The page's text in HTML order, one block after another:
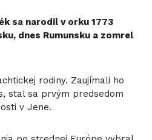
sa narodil v orku 1773
dnes Rumunsku a zomrel
rodiny. Zaujímali ho
stal sa prvým predsedom
v Jene.